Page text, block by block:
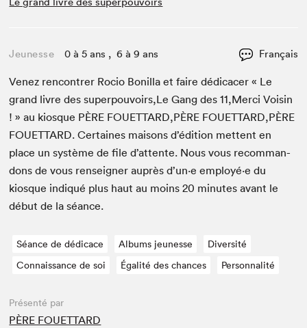
Jeunesse 0 à 5 ans , 6 à 9 ans Français
Venez ren­con­tr­er Rocio Bonil­la et faire dédi­cac­er « Le
grand livre des superpouvoirs,Le Gang des11,Merci Voisin
! » au kiosque PÈRE FOUETTARD,PÈRE FOUETTARD,PÈRE
FOU­ET­TARD. Cer­taines maisons d’édi­tion met­tent en
place un sys­tème de file d’at­tente. Nous vous recom­man­
dons de vous ren­seign­er auprès d’un·e employé·e du
kiosque indiqué plus haut au moins20 min­utes avant le
début de la séance.
Séance de dédicace Albums jeunesse
Diversité
Connaissance de soi
Égalité des chances Personnalité
Présenté par
PÈRE FOUETTARD